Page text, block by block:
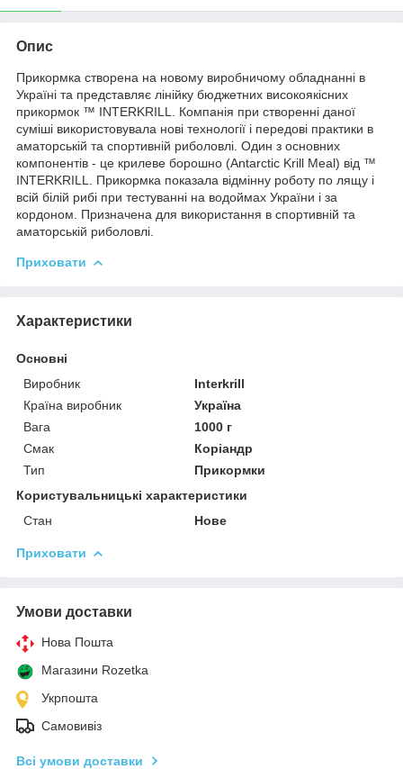
Опис
Прикормка створена на новому виробничому обладнанні в
Україні та представляє лінійку бюджетних високоякісних
прикормок ™ INTERKRILL. Компанія при створенні даної
суміші використовувала нові технології і передові практики в
аматорській та спортивній риболовлі. Один з основних
компонентів - це крилеве борошно (Antarctic Krill Meal) від ™
INTERKRILL. Прикормка показала відмінну роботу по лящу і
всій білій рибі при тестуванні на водоймах України і за
кордоном. Призначена для використання в спортивній та
аматорській риболовлі.
Приховати
Характеристики
Основні
Виробник
Interkrill
Країна виробник
Україна
Вага
1000 г
Смак
Коріандр
Тип
Прикормки
Користувальницькі характеристики
Стан
Нове
Приховати
Умови доставки
Нова Пошта
Магазини Rozetka
Укрпошта
Самовивіз
Всі умови доставки